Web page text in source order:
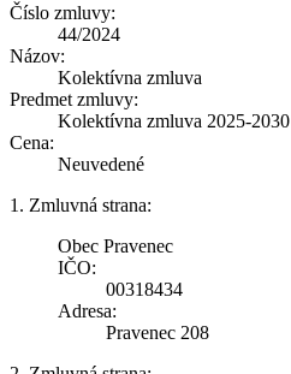
Číslo zmluvy:
44/2024
Názov:
Kolektívna zmluva
Predmet zmluvy:
Kolektívna zmluva 2025-2030
Cena:
Neuvedené
1. Zmluvná strana:
Obec Pravenec
IČO:
00318434
Adresa:
Pravenec 208